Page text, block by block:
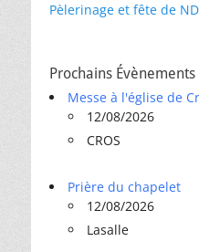
Pèlerinage et fête de
Prochains Évènements
Messe à l'église de
12/08/2026
CROS
Prière du chapelet
12/08/2026
Lasalle